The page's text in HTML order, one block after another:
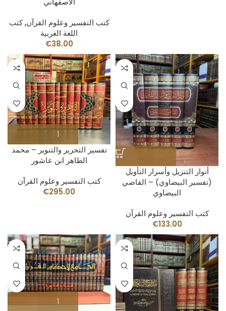
كتب التفسير وعلوم القرآن,كتب
اللغة العربية
€38.00
تفسير التحرير والتنوير – محمد
الطاهر ابن عاشور
كتب التفسير وعلوم القرآن
€295.00
أنوار التنزيل وأسرار التأويل
(تفسير البيضاوي) – القاضي
البيضاوي
كتب التفسير وعلوم القرآن
€133.00